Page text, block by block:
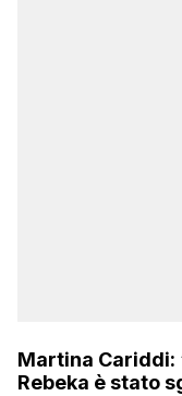
Martina Cariddi:
Rebeka è stato